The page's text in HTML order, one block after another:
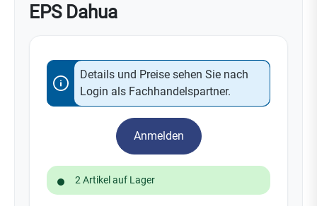
EPS Dahua
Details und Preise sehen Sie nach
Login als Fachhandelspartner.
Anmelden
2 Artikel auf Lager